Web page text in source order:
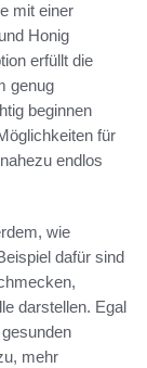
mit einer
Honig
erfüllt die
genug
beginnen
für
endlos
wie
dafür sind
darstellen. Egal
mehr